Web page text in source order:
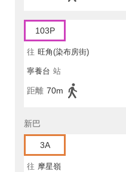
103P
往 旺角(染布房街)
寧養台 站
距離 70m
新巴
3A
往 摩星嶺